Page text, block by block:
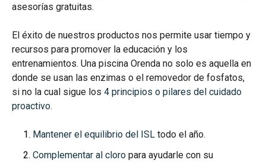
asesorías gratuitas.
El éxito de nuestros productos nos permite usar tiempo y
recursos para promover la educación y los
entrenamientos. Una piscina Orenda no solo es aquella en
donde se usan las enzimas o el removedor de fosfatos,
si no la cual sigue los 4 principios o pilares del cuidado
proactivo.
Mantener el equilibrio del ISL todo el año.
Complementar al cloro para ayudarle con su